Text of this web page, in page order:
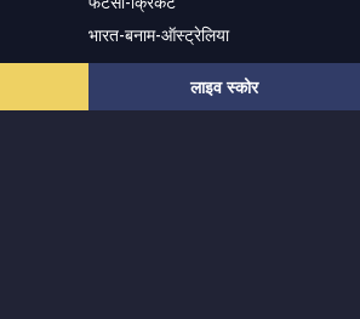
लाइव स्कोर
भारत-बनाम-ऑस्ट्रेलिया
सहारा